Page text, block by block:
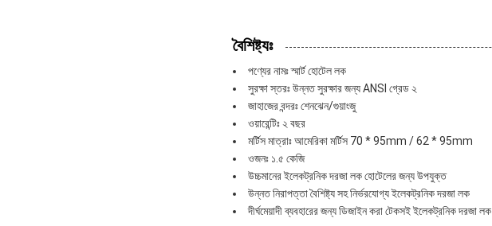
বৈশিষ্ট্যঃ
পণ্যের নামঃ স্মার্ট হোটেল লক
সুরক্ষা স্তরঃ উন্নত সুরক্ষার জন্য ANSI গ্রেড ২
জাহাজের বন্দরঃ শেনঝেন/গুয়াংজু
ওয়ারেন্টিঃ ২ বছর
মর্টিস মাত্রাঃ আমেরিকা মর্টিস 70 * 95mm / 62 * 95mm
ওজনঃ ১.৫ কেজি
উচ্চমানের ইলেকট্রনিক দরজা লক হোটেলের জন্য উপযুক্ত
উন্নত নিরাপত্তা বৈশিষ্ট্য সহ নির্ভরযোগ্য ইলেকট্রনিক দরজা লক
দীর্ঘমেয়াদী ব্যবহারের জন্য ডিজাইন করা টেকসই ইলেকট্রনিক দরজা লক